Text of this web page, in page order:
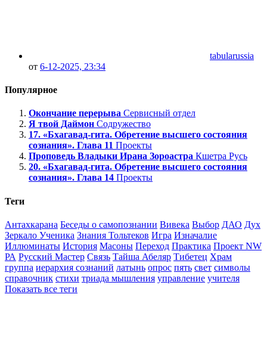
tabularussia
от 6-12-2025, 23:34
Популярное
Окончание перерыва Сервисный отдел
Я твой Даймон Содружество
17. «Бхагавад-гита. Обретение высшего состояния
сознания». Глава 11 Проекты
Проповедь Владыки Ирана Зороастра Кшетра Русь
20. «Бхагавад-гита. Обретение высшего состояния
сознания». Глава 14 Проекты
Теги
Антахкарана Беседы о самопознании Вивека Выбор ДАО Дух
Зеркало Ученика Знания Тольтеков Игра Изначалие
Иллюминаты История Масоны Переход Практика Проект NW
РА Русский Мастер Связь Тайша Абеляр Тибетец Храм
группа иерархия сознаний латынь опрос пять свет символы
справочник стихи триада мышления управление учителя
Показать все теги